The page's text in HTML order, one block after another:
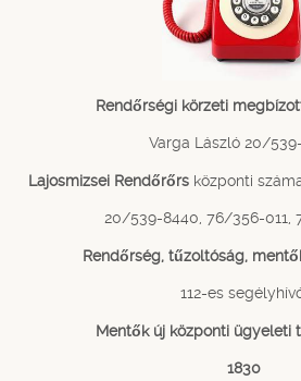
Rendőrségi körzeti
Varga László 20/
Lajosmizsei Rendőrőrsközponti
20/539-8440, 76/356-011,
Rendőrség, tűzoltóság,
112-es
Mentők új központi ügyeleti
1830